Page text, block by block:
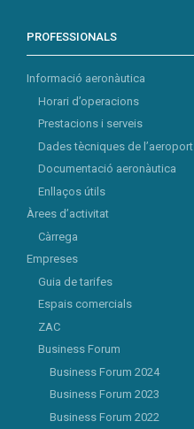
PROFESSIONALS
Informació aeronàutica
Horari d’operacions
Prestacions i serveis
Dades tècniques de l’aeroport
Documentació aeronàutica
Enllaços útils
Àrees d’activitat
Càrrega
Empreses
Guia de tarifes
Espais comercials
ZAC
Business Forum
Business Forum 2024
Business Forum 2023
Business Forum 2022